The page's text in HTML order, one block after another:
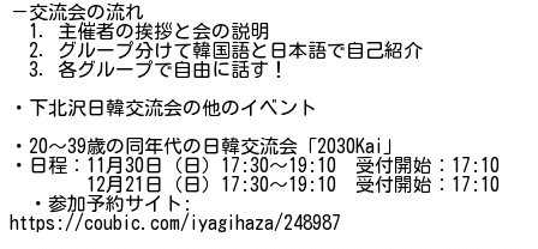
－交流会の流れ
1．主催者の挨拶と会の説明
2．グループ分けて韓国語と日本語で自己紹介
3．各グループで自由に話す！
・下北沢日韓交流会の他のイベント
・20～39歳の同年代の日韓交流会「2030Kai」
・日程：11月30日（日）17:30～19:10 受付開始：17:10
12月21日（日）17:30～19:10 受付開始：17:10
・参加予約サイト:
https://coubic.com/iyagihaza/248987